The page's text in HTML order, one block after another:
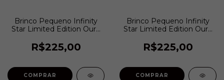
Brinco Pequeno Infinity
Star Limited Edition Ouro
R$225,00
COMPRAR
Brinco Pequeno Infinity
Star Limited Edition Ouro
R$225,00
COMPRAR